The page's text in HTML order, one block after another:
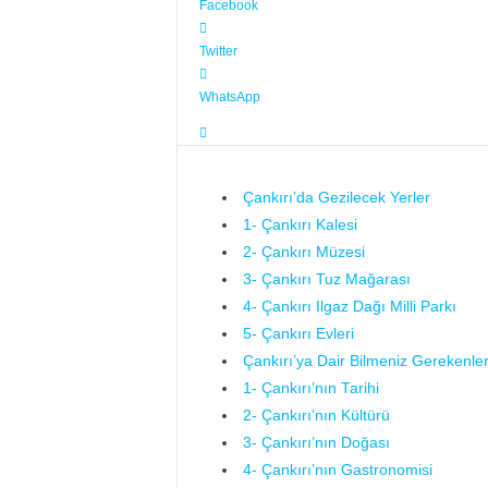
Facebook
Twitter
WhatsApp
Çankırı’da Gezilecek Yerler
1- Çankırı Kalesi
2- Çankırı Müzesi
3- Çankırı Tuz Mağarası
4- Çankırı Ilgaz Dağı Milli Parkı
5- Çankırı Evleri
Çankırı’ya Dair Bilmeniz Gerekenler
1- Çankırı’nın Tarihi
2- Çankırı’nın Kültürü
3- Çankırı’nın Doğası
4- Çankırı’nın Gastronomisi